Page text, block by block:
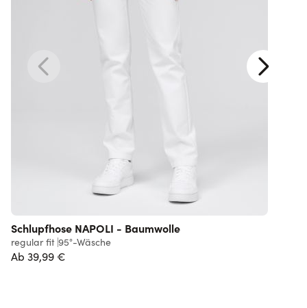
Schlupfhose NAPOLI - Baumwolle
regular fit 95°-Wäsche
Ab 39,99 €